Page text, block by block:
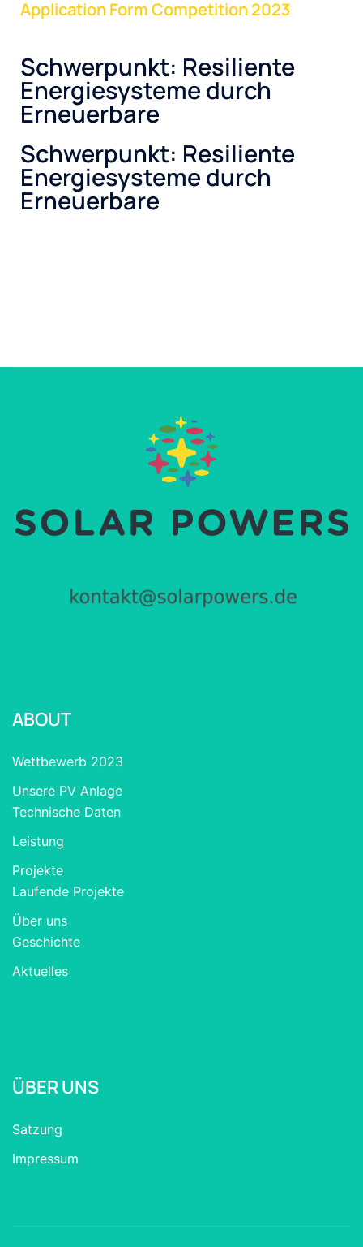
Application Form Competition 2023
Schwerpunkt: Resiliente
Energiesysteme durch
Erneuerbare
Schwerpunkt: Resiliente
Energiesysteme durch
Erneuerbare
ABOUT
Wettbewerb 2023
Unsere PV Anlage
Technische Daten
Leistung
Projekte
Laufende Projekte
Über uns
Geschichte
Aktuelles
ÜBER UNS
Satzung
Impressum